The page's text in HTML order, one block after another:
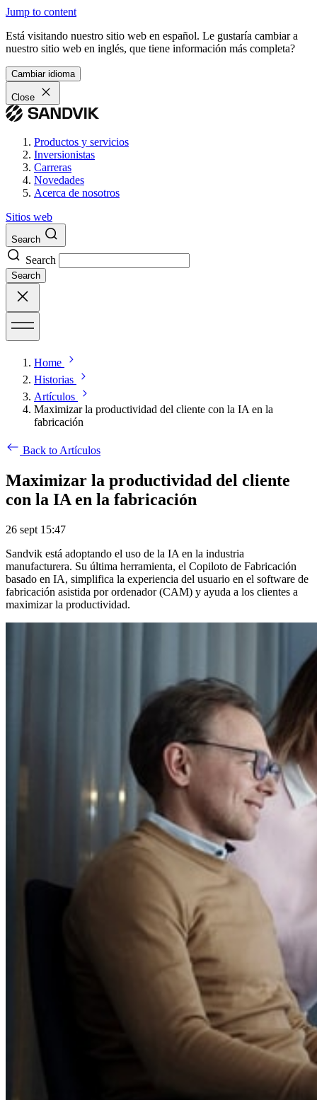
Jump to content
Está visitando nuestro sitio web en español. Le gustaría cambiar a
nuestro sitio web en inglés, que tiene información más completa?
Cambiar idioma
Close
Productos y servicios
Inversionistas
Carreras
Novedades
Acerca de nosotros
Sitios web
Search
Search
Search
Home
Historias
Artículos
Maximizar la productividad del cliente con la IA en la
fabricación
Back to Artículos
Maximizar la productividad del cliente
con la IA en la fabricación
26 sept 15:47
Sandvik está adoptando el uso de la IA en la industria
manufacturera. Su última herramienta, el Copiloto de Fabricación
basado en IA, simplifica la experiencia del usuario en el software de
fabricación asistida por ordenador (CAM) y ayuda a los clientes a
maximizar la productividad.